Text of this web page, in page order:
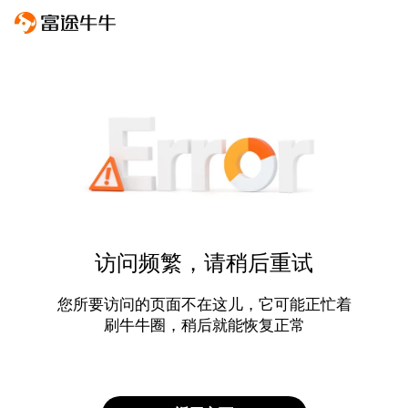
访问频繁，请稍后重试
您所要访问的页面不在这儿，它可能正忙着
刷牛牛圈，稍后就能恢复正常